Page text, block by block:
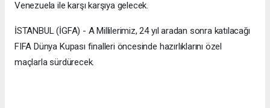
Venezuela ile karşı karşıya gelecek.
İSTANBUL (İGFA) - A Millilerimiz, 24 yıl aradan sonra katılacağı
FIFA Dünya Kupası finalleri öncesinde hazırlıklarını özel
maçlarla sürdürecek.